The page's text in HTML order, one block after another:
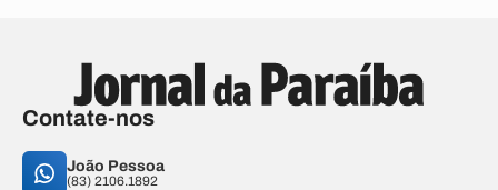
Contate-nos
João Pessoa
(83) 2106.1892